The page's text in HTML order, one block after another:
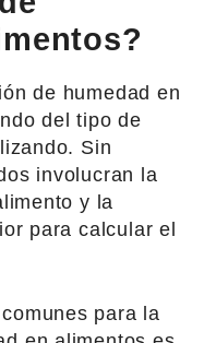
de humedad en
del tipo de
Sin
involucran la
y la
para calcular el
para la